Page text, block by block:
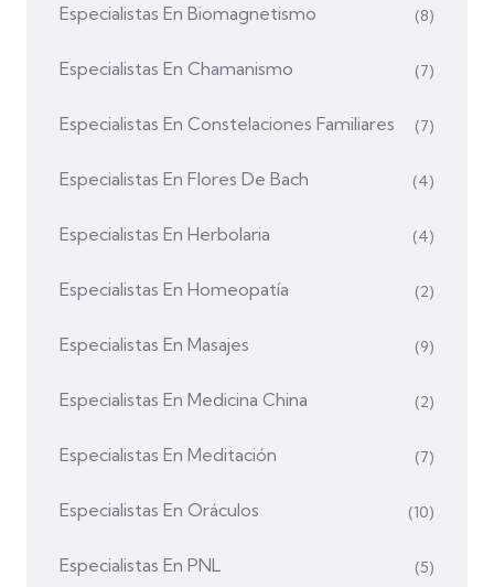
Especialistas En Biomagnetismo (8)
Especialistas En Chamanismo (7)
Especialistas En Constelaciones Familiares (7)
Especialistas En Flores De Bach (4)
Especialistas En Herbolaria (4)
Especialistas En Homeopatía (2)
Especialistas En Masajes (9)
Especialistas En Medicina China (2)
Especialistas En Meditación (7)
Especialistas En Oráculos (10)
Especialistas En PNL (5)